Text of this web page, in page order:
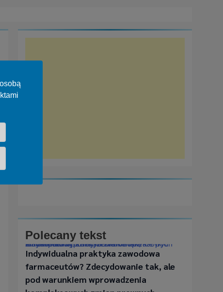
Polecany tekst
Indywidualna praktyka zawodowa farmaceutów? Zdecydowanie tak, ale pod warunkiem wprowadzenia kompleksowych zmian prawnych
Indywidualna praktyka zawodowa
farmaceutów? Zdecydowanie tak, ale
pod warunkiem wprowadzenia